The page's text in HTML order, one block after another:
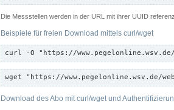
Die Messstellen werden in der URL mit ihrer UUID
Beispiele für freien Download mittels curl/wget
curl -O "https://www.pegelonline.wsv.de/
wget "https://www.pegelonline.wsv.de/
Download des Abo mit curl/wget und